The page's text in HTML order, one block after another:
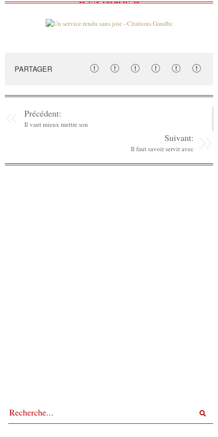
PARTAGER
Précédent:
Il vaut mieux mettre son
Suivant:
Il faut savoir servir avec